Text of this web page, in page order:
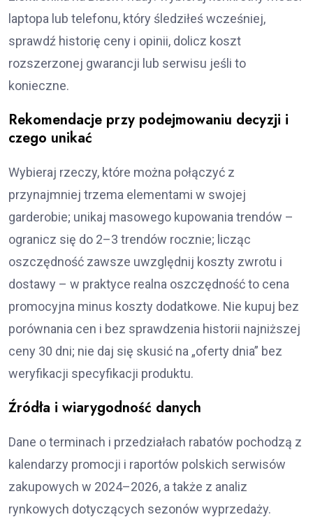
laptopa lub telefonu, który śledziłeś wcześniej,
sprawdź historię ceny i opinii, dolicz koszt
rozszerzonej gwarancji lub serwisu jeśli to
konieczne.
Rekomendacje przy podejmowaniu decyzji i
czego unikać
Wybieraj rzeczy, które można połączyć z
przynajmniej trzema elementami w swojej
garderobie; unikaj masowego kupowania trendów –
ogranicz się do 2–3 trendów rocznie; licząc
oszczędność zawsze uwzględnij koszty zwrotu i
dostawy – w praktyce realna oszczędność to cena
promocyjna minus koszty dodatkowe. Nie kupuj bez
porównania cen i bez sprawdzenia historii najniższej
ceny 30 dni; nie daj się skusić na „oferty dnia” bez
weryfikacji specyfikacji produktu.
Źródła i wiarygodność danych
Dane o terminach i przedziałach rabatów pochodzą z
kalendarzy promocji i raportów polskich serwisów
zakupowych w 2024–2026, a także z analiz
rynkowych dotyczących sezonów wyprzedaży.